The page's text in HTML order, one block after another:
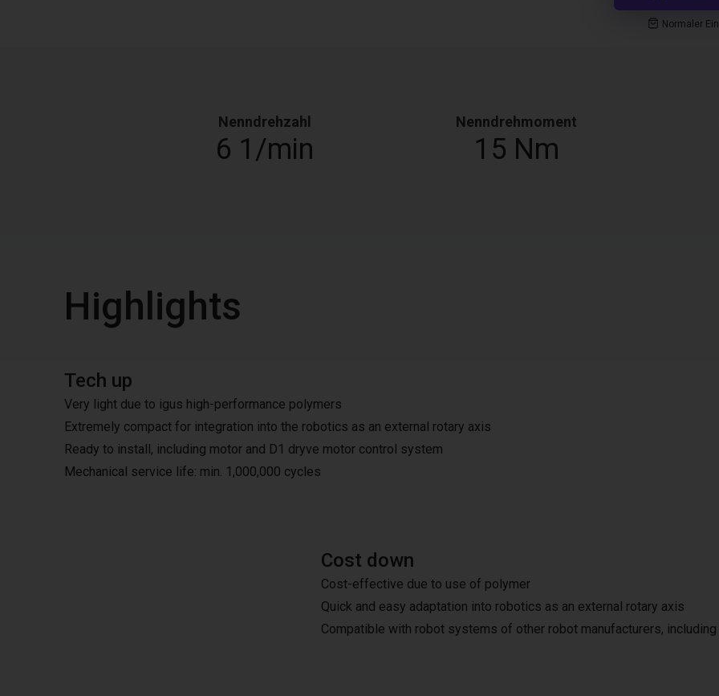
Normaler
Nenndrehzahl
6 1/min
Nenndrehmoment
15 Nm
Highlights
Tech up
Very light due to igus high-performance polymers
Extremely compact for integration into the robotics as an external rotary axis
Ready to install, including motor and D1 dryve motor control system
Mechanical service life: min. 1,000,000 cycles
Cost down
Cost-effective due to use of polymer
Quick and easy adaptation into robotics as an external rotary axis
Compatible with robot systems of other robot manufacturers,